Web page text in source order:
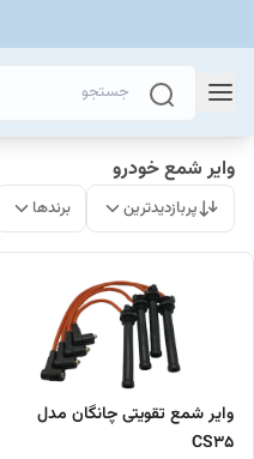
وایر شمع خودرو
پربازدیدترین برندها
وایر شمع تقویتی چانگان مدل
CS35